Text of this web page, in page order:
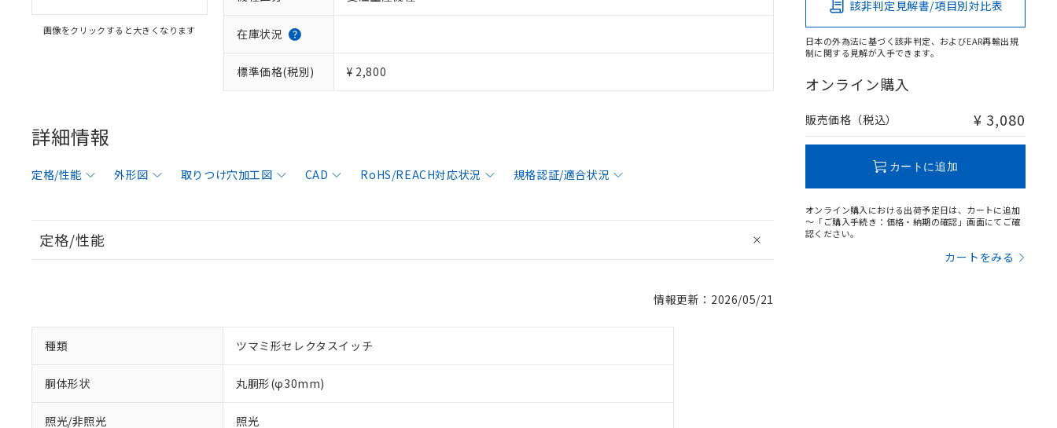
画像をクリックすると大きくなります 在庫状況
標準価格(税別) ¥ 2,800
詳細情報
定格/性能 外形図 取りつけ穴加工図 CAD RoHS/REACH対応状況 規格認証/適合状況
定格/性能
情報更新：2026/05/21
種類 ツマミ形セレクタスイッチ
胴体形状 丸胴形(φ30mm)
照光/非照光 照光
該非判定見解書/項目別対比表
日本の外為法に基づく該非判定、およびEAR再輸出規
制に関する見解が入手できます。
オンライン購入
販売価格（税込） ¥ 3,080
カートに追加
オンライン購入における出荷予定日は、カートに追加
～「ご購入手続き：価格・納期の確認」画面にてご確
認ください。
カートをみる